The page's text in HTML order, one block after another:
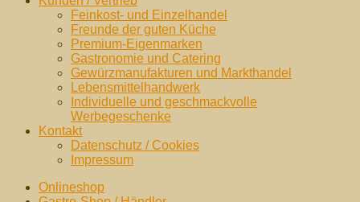
Feinkost- und Einzelhandel
Freunde der guten Küche
Premium-Eigenmarken
Gastronomie und Catering
Gewürzmanufakturen und Markthandel
Lebensmittelhandwerk
Individuelle und geschmackvolle
Werbegeschenke
Kontakt
Datenschutz / Cookies
Impressum
Onlineshop